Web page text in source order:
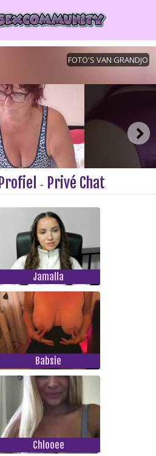
Profiel - Privé Chat
Jamalla
Babsie
Chlooee